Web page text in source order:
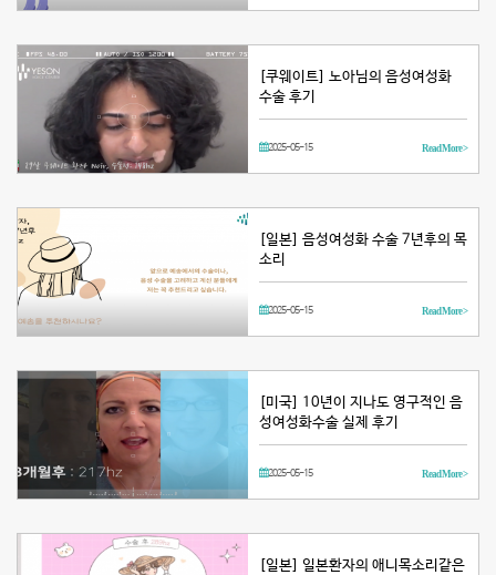
[쿠웨이트] 노아님의 음성여성화
수술 후기
2025-05-15 Read More >
[일본] 음성여성화 수술 7년후의 목
소리
2025-05-15 Read More >
[미국] 10년이 지나도 영구적인 음
성여성화수술 실제 후기
2025-05-15 Read More >
[일본] 일본환자의 애니목소리같은